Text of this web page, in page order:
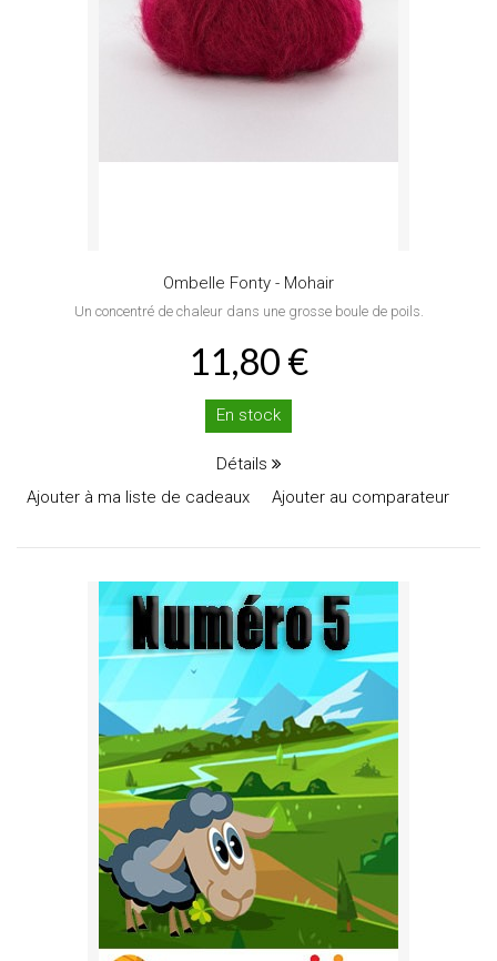
Ombelle Fonty - Mohair
Un concentré de chaleur dans une grosse boule de poils.
11,80 €
En stock
Détails
Ajouter à ma liste de cadeaux
Ajouter au comparateur